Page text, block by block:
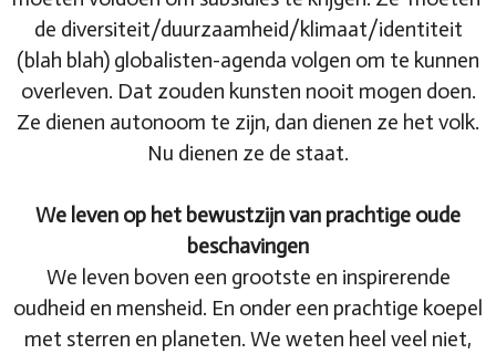
de diversiteit/duurzaamheid/klimaat/identiteit
(blah blah) globalisten-agenda volgen om te kunnen
overleven. Dat zouden kunsten nooit mogen doen.
Ze dienen autonoom te zijn, dan dienen ze het volk.
Nu dienen ze de staat.
We leven op het bewustzijn van prachtige oude
beschavingen
We leven boven een grootste en inspirerende
oudheid en mensheid. En onder een prachtige koepel
met sterren en planeten. We weten heel veel niet,